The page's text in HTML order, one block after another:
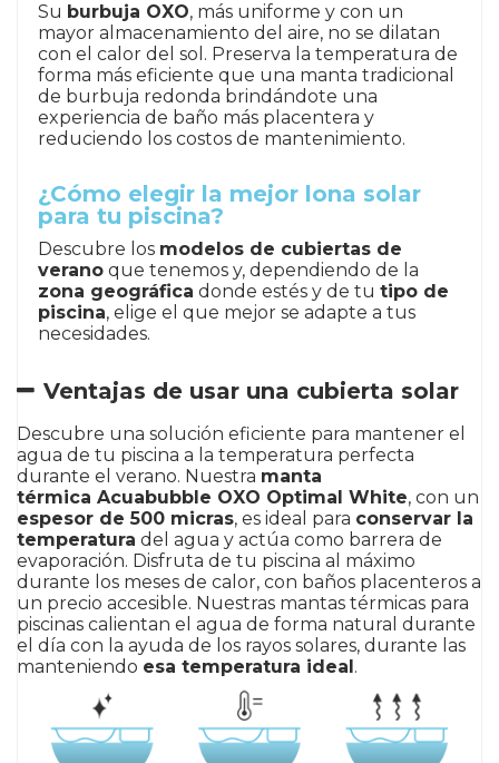
Su burbuja OXO, más uniforme y con un
mayor almacenamiento del aire, no se dilatan
con el calor del sol. Preserva la temperatura de
forma más eficiente que una manta tradicional
de burbuja redonda brindándote una
experiencia de baño más placentera y
reduciendo los costos de mantenimiento.
¿Cómo elegir la mejor lona solar
para tu piscina?
Descubre los modelos de cubiertas de
verano que tenemos y, dependiendo de la
zona geográfica donde estés y de tu tipo de
piscina, elige el que mejor se adapte a tus
necesidades.
Ventajas de usar una cubierta solar
Descubre una solución eficiente para mantener el
agua de tu piscina a la temperatura perfecta
durante el verano. Nuestra manta
térmica Acuabubble OXO Optimal White, con un
espesor de 500 micras, es ideal para conservar la
temperatura del agua y actúa como barrera de
evaporación. Disfruta de tu piscina al máximo
durante los meses de calor, con baños placenteros a
un precio accesible. Nuestras mantas térmicas para
piscinas calientan el agua de forma natural durante
el día con la ayuda de los rayos solares, durante las
manteniendo esa temperatura ideal.